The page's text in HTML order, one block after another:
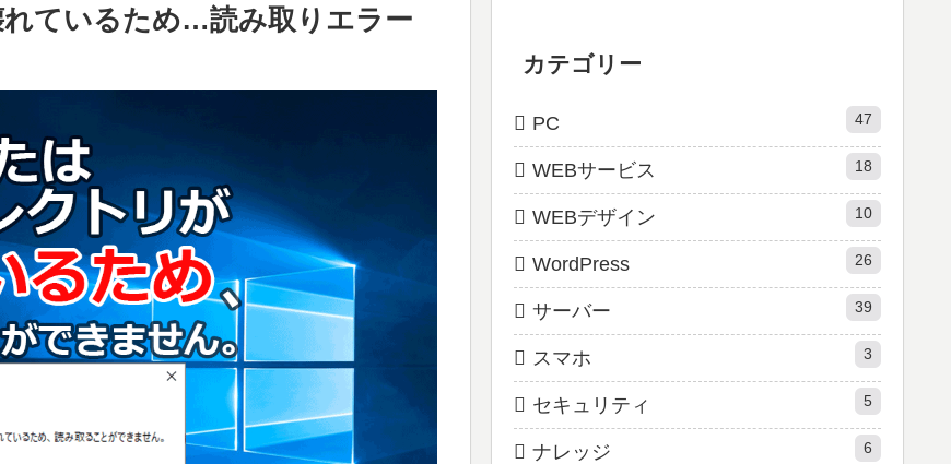
ているため…読み取りエラー
カテゴリー
PC 47
WEBサービス 18
WEBデザイン 10
WordPress 26
サーバー 39
スマホ 3
セキュリティ 5
ナレッジ 6